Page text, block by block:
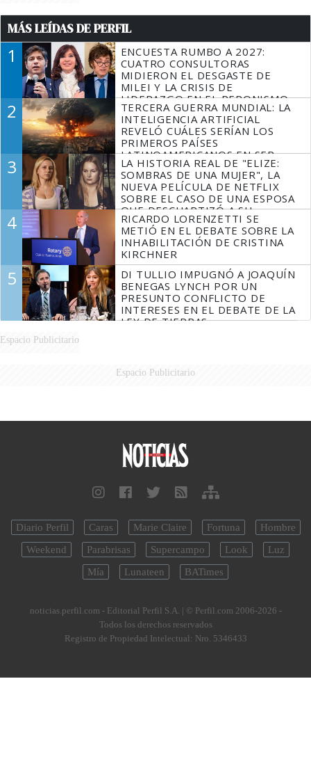
MÁS LEÍDAS DE PERFIL
1
ENCUESTA RUMBO A 2027:
CUATRO CONSULTORAS
MIDIERON EL DESGASTE DE
MILEI Y LA CRISIS DE
LIDERAZGO EN EL PERONISMO
2
TERCERA GUERRA MUNDIAL: LA
INTELIGENCIA ARTIFICIAL
REVELÓ CUÁLES SERÍAN LOS
PRIMEROS PAÍSES
LATINOAMERICANOS EN SER
DERROTADOS
3
LA HISTORIA REAL DE "ELIZE:
SOMBRAS DE UNA MUJER", LA
NUEVA PELÍCULA DE NETFLIX
SOBRE EL CASO DE UNA ESPOSA
QUE DESCUARTIZÓ A SU
MARIDO
4
RICARDO LORENZETTI SE
METIÓ EN EL DEBATE SOBRE LA
INHABILITACIÓN DE CRISTINA
KIRCHNER
5
DI TULLIO IMPUGNÓ A JOAQUÍN
BENEGAS LYNCH POR UN
PRESUNTO CONFLICTO DE
INTERESES EN EL DEBATE DE LA
LEY DE TIERRAS
Espacio Publicitario
Espacio Publicitario
Diario Perfil Caras Marie Claire Fortuna
Hombre
Weekend
Parabrisas Supercampo Look
Luz
Mía
Lunateen BATimes
noticias.perfil.com - Editorial Perfil S.A. | © Perfil.com 2006-2026 -
Todos los derechos reservados
Registro de Propiedad Intelectual: Nro. 5346433